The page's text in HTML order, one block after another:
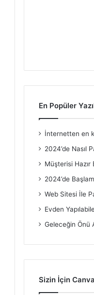
En Popüler
İnternetten en
2024’de Nasıl
Müşterisi Hazır
2024’de
Web Sitesi İle
Evden
Geleceğin Önü
Sizin İçin